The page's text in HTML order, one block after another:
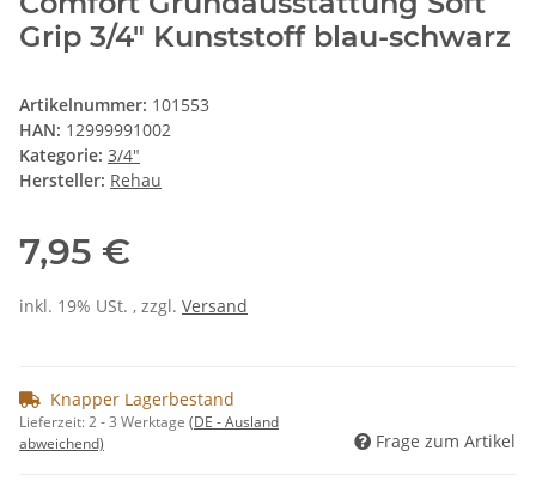
Grip 3/4" Kunststoff blau-schwarz
Artikelnummer: 101553
HAN: 12999991002
Kategorie: 3/4"
Hersteller: Rehau
7,95 €
inkl. 19% USt. , zzgl. Versand
Knapper Lagerbestand
Lieferzeit:2 - 3 Werktage (DE - Ausland
abweichend)
Frage zum Artikel